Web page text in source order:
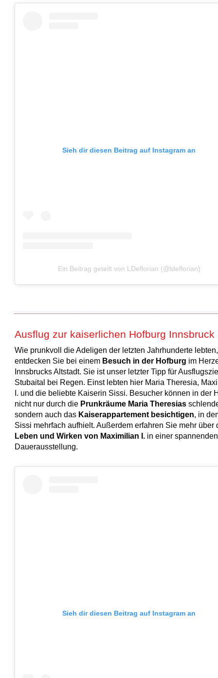
Sieh dir diesen Beitrag auf Instagram an
Ein Beitrag geteilt von LDeflorian (@ldeflorian)
Ausflug zur kaiserlichen Hofburg Innsbruck
Wie prunkvoll die Adeligen der letzten Jahrhunderte
entdecken Sie bei einem Besuch in der Hofburg im
Innsbrucks Altstadt. Sie ist unser letzter Tipp für
Stubaital bei Regen. Einst lebten hier Maria Theresia,
I. und die beliebte Kaiserin Sissi. Besucher können in der
nicht nur durch die Prunkräume Maria Theresias
sondern auch das Kaiserappartement besichtigen, in
Sissi mehrfach aufhielt. Außerdem erfahren Sie mehr über
Leben und Wirken von Maximilian I. in einer spannenden
Dauerausstellung.
Sieh dir diesen Beitrag auf Instagram an